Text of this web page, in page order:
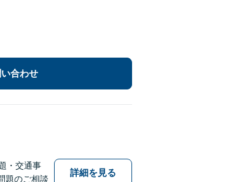
合わせ
・交通事
題のご相談
詳細を見る